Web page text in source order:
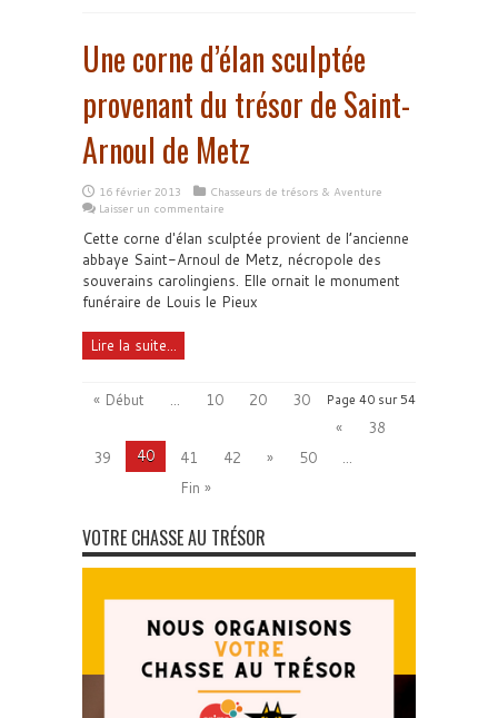
Une corne d’élan sculptée
provenant du trésor de Saint-
Arnoul de Metz
16 février 2013
Chasseurs de trésors & Aventure
Laisser un commentaire
Cette corne d'élan sculptée provient de l’ancienne
abbaye Saint-Arnoul de Metz, nécropole des
souverains carolingiens. Elle ornait le monument
funéraire de Louis le Pieux
Lire la suite...
Page 40 sur 54
« Début ... 10 20
30
«
38
39
40 41 42 » 50
...
Fin »
VOTRE CHASSE AU TRÉSOR